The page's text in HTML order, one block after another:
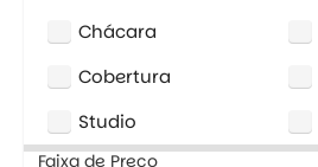
Chácara
Cobertura
Studio
Faixa de Preço